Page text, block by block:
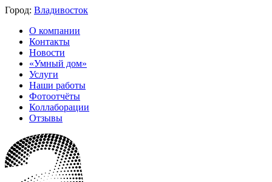
Город: Владивосток
О компании
Контакты
Новости
«Умный дом»
Услуги
Наши работы
Фотоотчёты
Коллаборации
Отзывы